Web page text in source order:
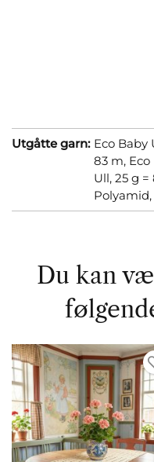
Utgåtte garn: Eco Baby
83 m,
Ull, 25 g =
Polyamid,
Du kan